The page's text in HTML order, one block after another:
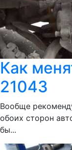
Как
21043
Вообще
обоих сторон
бы...